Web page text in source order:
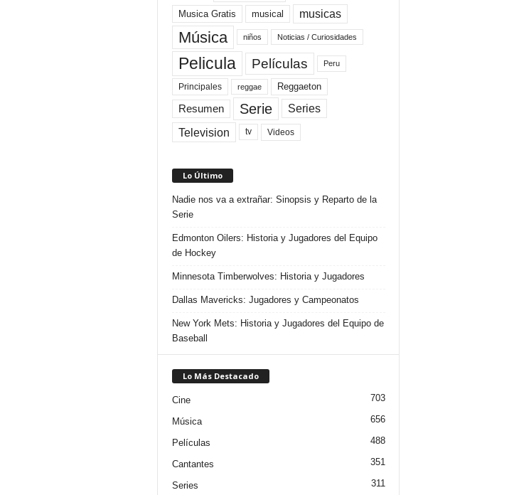
Musica Gratis musical musicas
Música niños Noticias / Curiosidades
Pelicula Películas Peru
Principales reggae Reggaeton
Resumen Serie Series
Television tv Videos
Lo Último
Nadie nos va a extrañar: Sinopsis y Reparto de la
Serie
Edmonton Oilers: Historia y Jugadores del Equipo
de Hockey
Minnesota Timberwolves: Historia y Jugadores
Dallas Mavericks: Jugadores y Campeonatos
New York Mets: Historia y Jugadores del Equipo de
Baseball
Lo Más Destacado
Cine 703
Música 656
Películas 488
Cantantes 351
Series 311